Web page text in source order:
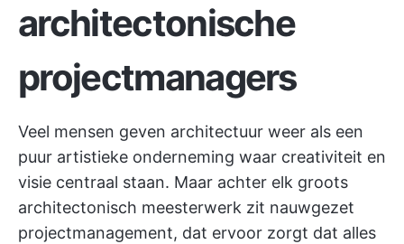
architectonische
projectmanagers
Veel mensen geven architectuur weer als een
puur artistieke onderneming waar creativiteit en
visie centraal staan. Maar achter elk groots
architectonisch meesterwerk zit nauwgezet
projectmanagement, dat ervoor zorgt dat alles